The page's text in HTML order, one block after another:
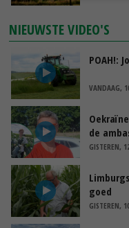
NIEUWSTE VIDEO'S
POAH!:
VANDAAG,
de
GISTEREN,
goed
GISTEREN,